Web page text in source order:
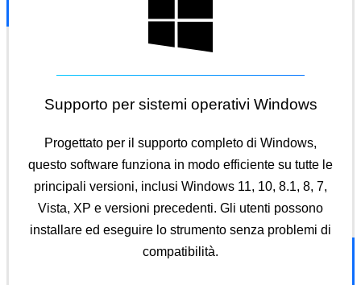
Supporto per sistemi operativi Windows
Progettato per il supporto completo di Windows,
questo software funziona in modo efficiente su tutte le
principali versioni, inclusi Windows 11, 10, 8.1, 8, 7,
Vista, XP e versioni precedenti. Gli utenti possono
installare ed eseguire lo strumento senza problemi di
compatibilità.